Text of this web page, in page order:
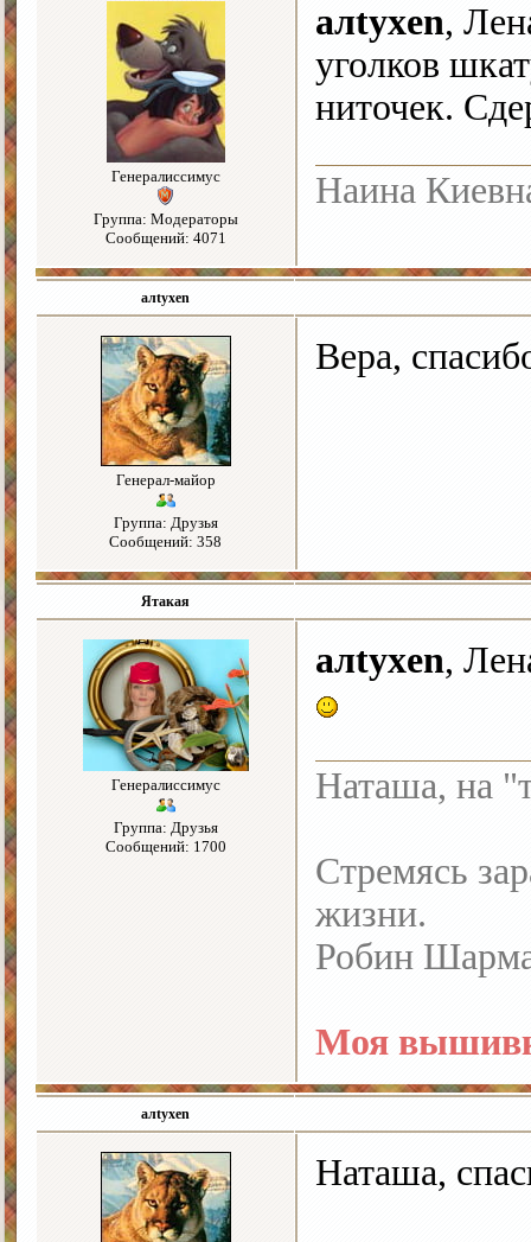
Генералиссимус
Группа: Модераторы
Сообщений: 4071
алtyxen,
уголков
ниточек.
Наина
алtyxen
Генерал-майор
Группа: Друзья
Сообщений: 358
Вера,
Ятакая
Генералиссимус
Группа: Друзья
Сообщений: 1700
алtyxen,
Наташа, на
Стремясь
жизни.
Робин
Моя
алtyxen
Наташа,